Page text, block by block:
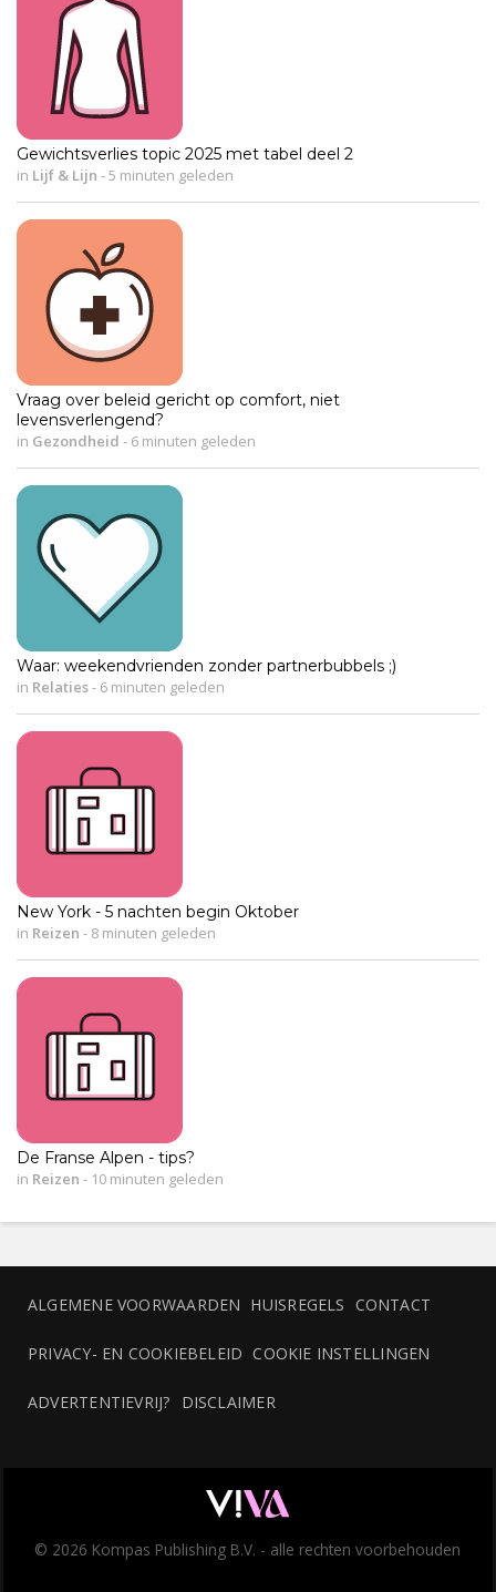
Gewichtsverlies topic 2025 met tabel deel 2
in Lijf & Lijn -5 minuten geleden
Vraag over beleid gericht op comfort, niet
levensverlengend?
in Gezondheid - 6 minuten geleden
Waar: weekendvrienden zonder partnerbubbels ;)
in Relaties- 6 minuten geleden
New York - 5 nachten begin Oktober
in Reizen - 8 minuten geleden
De Franse Alpen - tips?
in Reizen - 10 minuten geleden
ALGEMENE VOORWAARDEN HUISREGELS CONTACT
PRIVACY- EN COOKIEBELEID COOKIE INSTELLINGEN
ADVERTENTIEVRIJ? DISCLAIMER
© 2026 Kompas Publishing B.V. - alle rechten voorbehouden